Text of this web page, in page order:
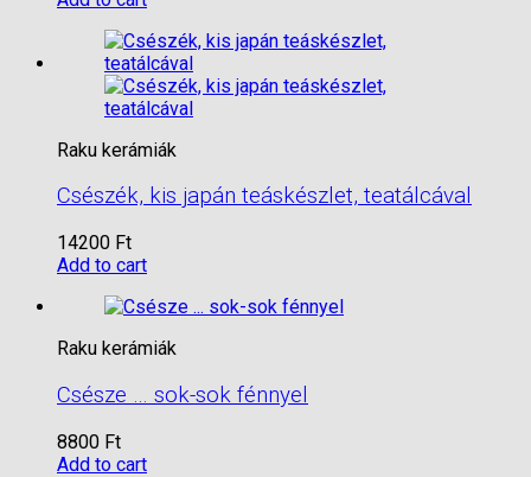
Raku kerámiák
Csészék, kis japán teáskészlet, teatálcával
14200 Ft
Add to cart
Raku kerámiák
Csésze … sok-sok fénnyel
8800 Ft
Add to cart